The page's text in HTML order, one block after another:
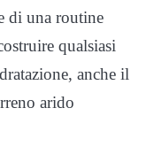
di una routine
qualsiasi
anche il
arido